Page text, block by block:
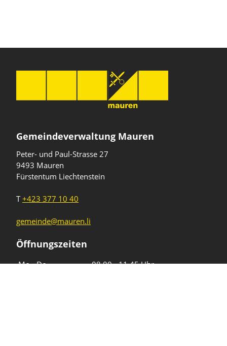
Gemeindeverwaltung Mauren
Peter- und Paul-Strasse 27
9493 Mauren
Fürstentum Liechtenstein
T+423 377 10 40
gemeinde@mauren.li
Öffnungszeiten
Mo - Do
08.00 - 11.45 Uhr